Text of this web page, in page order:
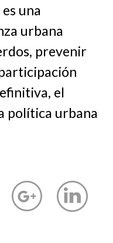
una
urbana
prevenir
el
política urbana